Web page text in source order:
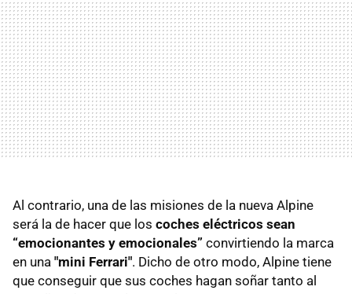
Al contrario, una de las misiones de la nueva Alpine
será la de hacer que los coches eléctricos sean
“emocionantes y emocionales” convirtiendo la marca
en una "mini Ferrari". Dicho de otro modo, Alpine tiene
que conseguir que sus coches hagan soñar tanto al